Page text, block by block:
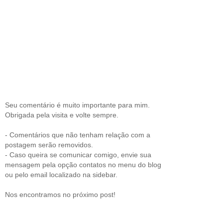
Seu comentário é muito importante para mim.
Obrigada pela visita e volte sempre.
- Comentários que não tenham relação com a
postagem serão removidos.
- Caso queira se comunicar comigo, envie sua
mensagem pela opção contatos no menu do blog
ou pelo email localizado na sidebar.
Nos encontramos no próximo post!